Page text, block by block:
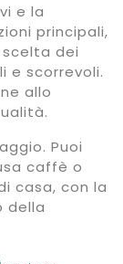
e la
principali,
dei
e scorrevoli.
allo
Puoi
caffè o
casa, con la
della